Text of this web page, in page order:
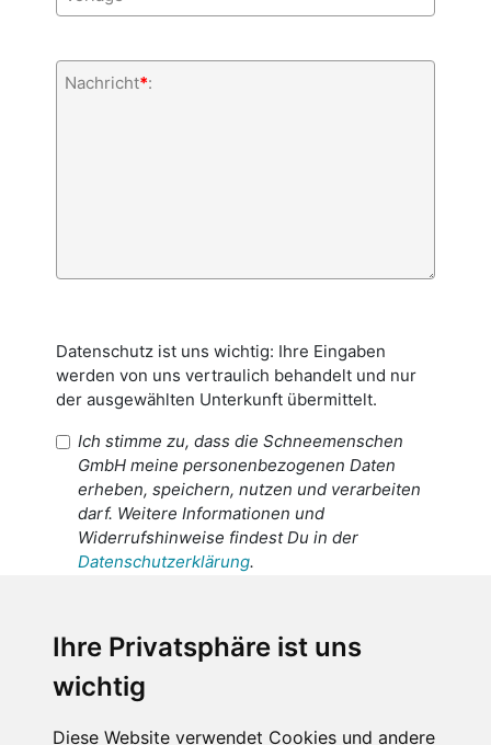
Ihre Privatsphäre ist uns
wichtig
Diese Website verwendet Cookies und andere
Nachricht*:
Datenschutz ist uns wichtig: Ihre Eingaben
werden von uns vertraulich behandelt und nur
der ausgewählten Unterkunft übermittelt.
Ich stimme zu, dass die Schneemenschen
GmbH meine personenbezogenen Daten
erheben, speichern, nutzen und verarbeiten
darf. Weitere Informationen und
Widerrufshinweise findest Du in der
Datenschutzerklärung.
personenbezogenen Daten an den
Empfänger dieser Nachricht weitergeleitet
werden dürfen. Weitere Informationen und
Widerrufshinweise findest Du in der
Datenschutzerklärung.